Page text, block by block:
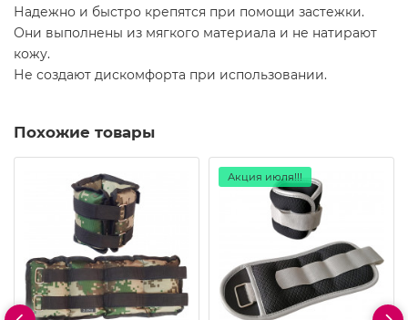
Надежно и быстро крепятся при помощи застежки.
Они выполнены из мягкого материала и не натирают
кожу.
Не создают дискомфорта при использовании.
Похожие товары
Акция июля!!!